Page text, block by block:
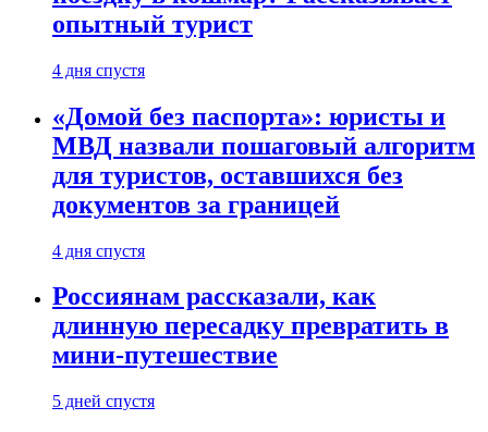
опытный турист
4 дня спустя
«Домой без паспорта»: юристы и
МВД назвали пошаговый алгоритм
для туристов, оставшихся без
документов за границей
4 дня спустя
Россиянам рассказали, как
длинную пересадку превратить в
мини-путешествие
5 дней спустя